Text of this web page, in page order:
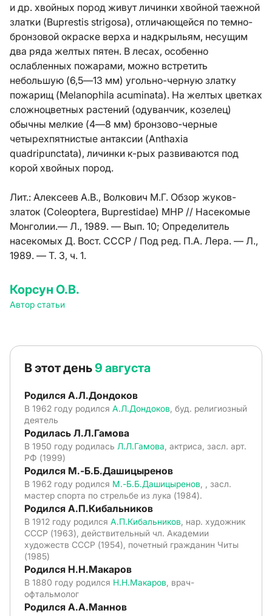
и др. хвойных пород живут личинки хвойной таежной
златки (Buprestis strigosa), отличающейся по темно-
бронзовой окраске верха и надкрыльям, несущим
два ряда желтых пятен. В лесах, особенно
ослабленных пожарами, можно встретить
небольшую (6,5—13 мм) угольно-черную златку
пожарищ (Melanophila acuminata). На желтых цветках
сложноцветных растений (одуванчик, козелец)
обычны мелкие (4—8 мм) бронзово-черные
четырехпятнистые антаксии (Anthaxia
quadripunctata), личинки к-рых развиваются под
корой хвойных пород.
Лит.: Алексеев А.В., Волкович М.Г. Обзор жуков-
златок (Coleoptera, Buprestidae) МНР // Насекомые
Монголии.— Л., 1989. — Вып. 10; Определитель
насекомых Д. Вост. СССР / Под ред. П.А. Лера. — Л.,
1989. — Т. 3, ч. 1.
Корсун О.В.
Автор статьи
В этот день9 августа
Родился А.Л.Дондоков
В 1962 году родился А.Л.Дондоков , буд. религиозный
деятель
Родилась Л.Л.Гамова
В 1950 году родилась Л.Л.Гамова , актриса, засл. арт.
РФ (1999)
Родился М.-Б.Б.Дашицыренов
В 1962 году родился М.-Б.Б.Дашицыренов , , засл.
мастер спорта по стрельбе из лука (1984).
Родился А.П.Кибальников
В 1912 году родился А.П.Кибальников , нар. художник
СССР (1963), действительный чл. Академии
художеств СССР (1954), почетный гражданин Читы
(1985)
Родился Н.Н.Макаров
В 1880 году родился Н.Н.Макаров , врач-
офтальмолог
Родился А.А.Маннов